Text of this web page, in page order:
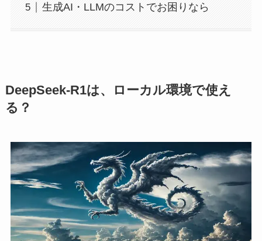
生成AI・LLMのコストでお困りなら
DeepSeek-R1は、ローカル環境で使え
る？